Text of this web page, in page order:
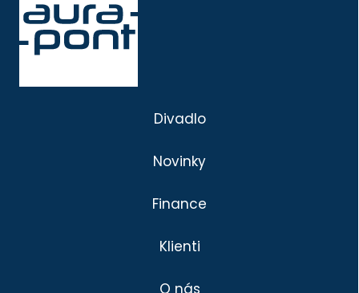
Divadlo
Novinky
Finance
Klienti
O nás